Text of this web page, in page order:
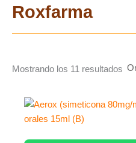
Roxfarma
Mostrando los 11 resultados